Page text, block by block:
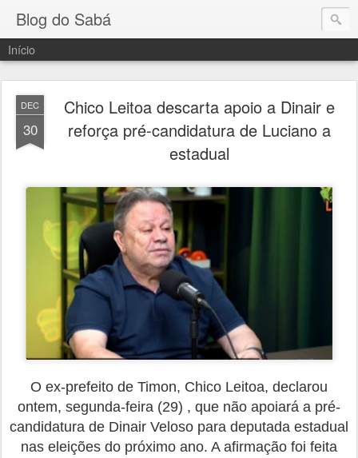
Blog do Sabá
Início
DEC
30
Chico Leitoa descarta apoio a Dinair e
reforça pré-candidatura de Luciano a
estadual
O ex-prefeito de Timon, Chico Leitoa, declarou
ontem, segunda-feira (29) , que não apoiará a pré-
candidatura de Dinair Veloso para deputada estadual
nas eleições do próximo ano. A afirmação foi feita